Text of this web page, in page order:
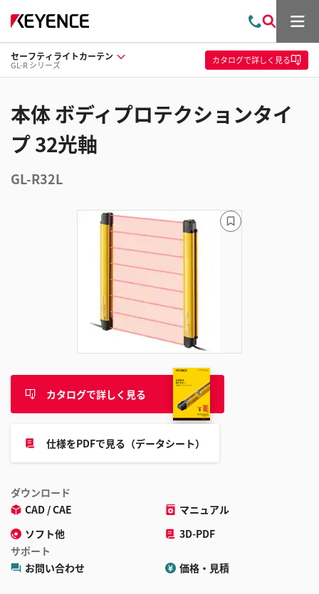
問
い
合
わ
索
メ
ュ
ー
セーフティライトカーテン
GL-R シリーズ カタログで詳しく見る
本体 ボディプロテクションタイ
プ 32光軸
GL-R32L
カタログで詳しく見る
仕様をPDFで見る（データシート）
ダウンロード
CAD / CAE
マニュアル
ソフト他
3D-PDF
サポート
お問い合わせ
価格・見積
ブ
ッ